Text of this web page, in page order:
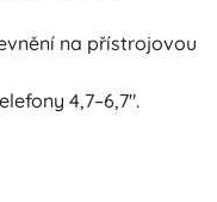
na přístrojovou
4,7–6,7".